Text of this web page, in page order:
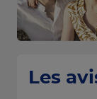
Les